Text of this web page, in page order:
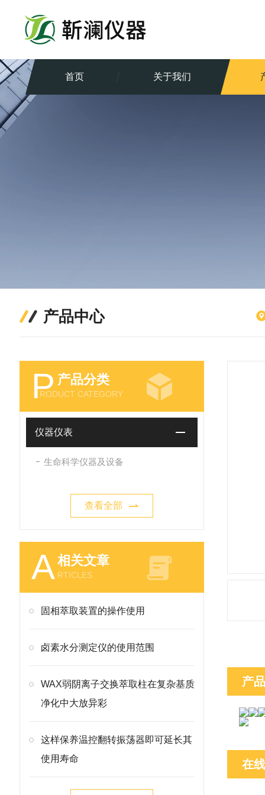
首页 关于我们
产品中心
P 产品分类
RODUCT CATEGORY
仪器仪表
生命科学仪器及设备
查看全部
A相关文章
RTICLES
固相萃取装置的操作使用
卤素水分测定仪的使用范围
WAX弱阴离子交换萃取柱在复杂基质
净化中大放异彩
这样保养温控翻转振荡器即可延长其
使用寿命
产
在